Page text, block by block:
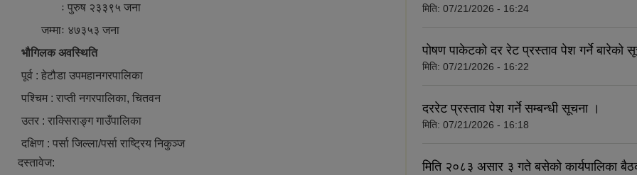
ः पुरुष २३३९५ जना
जम्माः ४७३५३ जना
भौगिलक अवस्थिति
पूर्व : हेटौडा उपमहानगरपालिका
पश्चिम : राप्ती नगरपालिका, चितवन
उतर : राक्सिराङ्ग गाउँपालिका
दक्षिण : पर्सा जिल्ला/पर्सा राष्ट्रिय निकुञ्ज
दस्तावेज:
मिति: 07/21/2026 - 16:24
पोषण पाकेटको दर रेट प्रस्ताव पेश गर्ने बारेको
मिति: 07/21/2026 - 16:22
दररेट प्रस्ताव पेश गर्ने सम्बन्धी सूचना ।
मिति: 07/21/2026 - 16:18
मिति २०८३ असार ३ गते बसेको कार्यपालिका